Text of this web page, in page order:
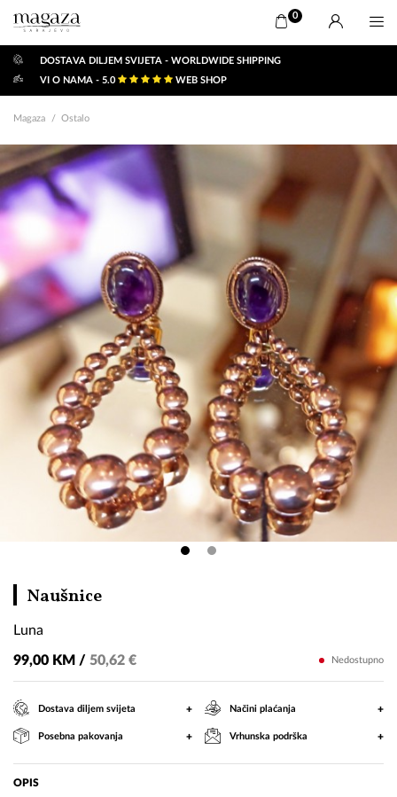
0
DOSTAVA DILJEM SVIJETA - WORLDWIDE SHIPPING
VI O NAMA - 5.0
WEB SHOP
Magaza Ostalo
NaušniceLuna
Luna
99,00 KM / 50,62 € Nedostupno
Dostava diljem svijeta + Načini plaćanja +
Posebna pakovanja + Vrhunska podrška +
OPIS